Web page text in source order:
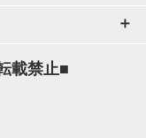
載禁止■